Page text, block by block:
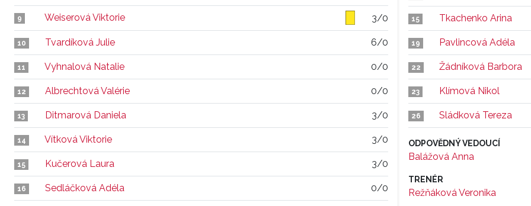
9 Weiserová Viktorie 3/0
10 Tvardíková Julie 6/0
11 Vyhnalová Natalie 0/0
12 Albrechtová Valérie 0/0
13 Ditmarová Daniela 3/0
14 Vítková Viktorie 3/0
15 Kučerová Laura 3/0
16 Sedláčková Adéla 0/0
15 Tkachenko Arina
19 Pavlincová Adéla
22 Žádníková Barbora
23 Klímová Nikol
26 Sládková Tereza
ODPOVĚDNÝ VEDOUCÍ
Balážová Anna
TRENÉR
Režňáková Veronika